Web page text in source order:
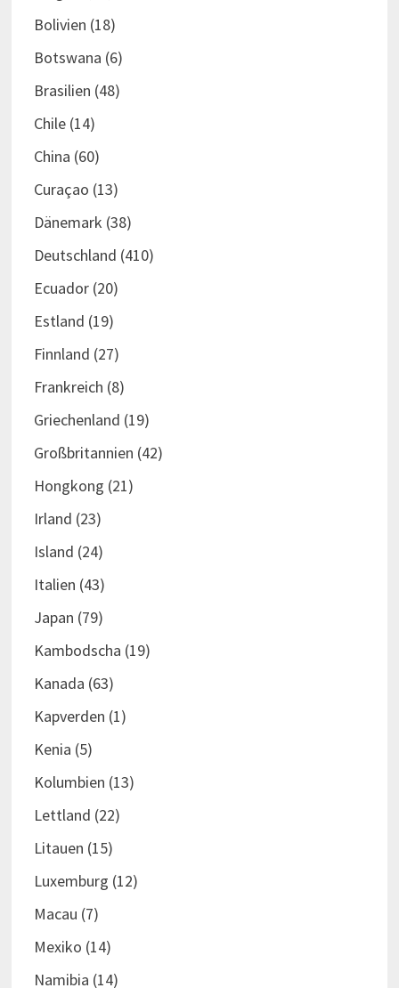
Bolivien (18)
Botswana (6)
Brasilien (48)
Chile(14)
China (60)
Curaçao (13)
Dänemark (38)
Deutschland (410)
Ecuador(20)
Estland (19)
Finnland (27)
Frankreich (8)
Griechenland (19)
Großbritannien (42)
Hongkong (21)
Irland (23)
Island (24)
Italien (43)
Japan (79)
Kambodscha (19)
Kanada (63)
Kapverden (1)
Kenia (5)
Kolumbien (13)
Lettland (22)
Litauen (15)
Luxemburg (12)
Macau (7)
Mexiko (14)
Namibia (14)